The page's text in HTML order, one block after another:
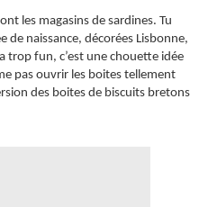
les magasins de sardines. Tu
de naissance, décorées Lisbonne,
trop fun, c’est une chouette idée
pas ouvrir les boites tellement
des boites de biscuits bretons